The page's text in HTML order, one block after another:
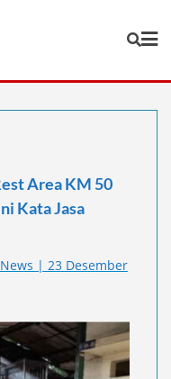
Area KM 50
Kata Jasa
| 23 Desember